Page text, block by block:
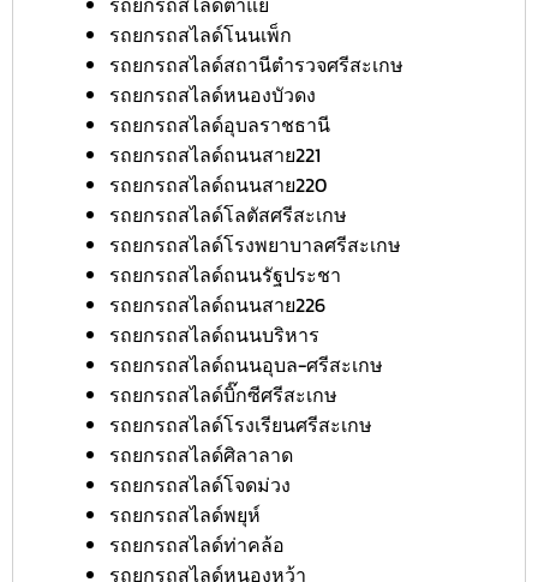
รถยกรถสไลด์โนนเพ็ก
รถยกรถสไลด์สถานีตำรวจศรีสะเกษ
รถยกรถสไลด์หนองบัวดง
รถยกรถสไลด์อุบลราชธานี
รถยกรถสไลด์ถนนสาย221
รถยกรถสไลด์ถนนสาย220
รถยกรถสไลด์โลตัสศรีสะเกษ
รถยกรถสไลด์โรงพยาบาลศรีสะเกษ
รถยกรถสไลด์ถนนรัฐประชา
รถยกรถสไลด์ถนนสาย226
รถยกรถสไลด์ถนนบริหาร
รถยกรถสไลด์ถนนอุบล-ศรีสะเกษ
รถยกรถสไลด์บิ๊กซีศรีสะเกษ
รถยกรถสไลด์โรงเรียนศรีสะเกษ
รถยกรถสไลด์ศิลาลาด
รถยกรถสไลด์โจดม่วง
รถยกรถสไลด์พยุห์
รถยกรถสไลด์ท่าคล้อ
รถยกรถสไลด์หนองหว้า